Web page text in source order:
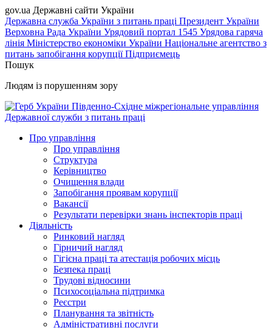
gov.ua Державні сайти України
Державна служба України з питань праці Президент України
Верховна Рада України Урядовий портал 1545 Урядова гаряча
лінія Міністерство економіки України Національне агентство з
питань запобігання корупціїПідприємець
Пошук
Людям із порушенням зору
Південно-Східне міжрегіональне управління
Державної служби з питань праці
Про управління
Про управління
Структура
Керівництво
Очищення влади
Запобігання проявам корупції
Вакансії
Результати перевірки знань інспекторів праці
Діяльність
Ринковий нагляд
Гірничий нагляд
Гігієна праці та атестація робочих місць
Безпека праці
Трудові відносини
Психосоціальна підтримка
Реєстри
Планування та звітність
Адміністративні послуги